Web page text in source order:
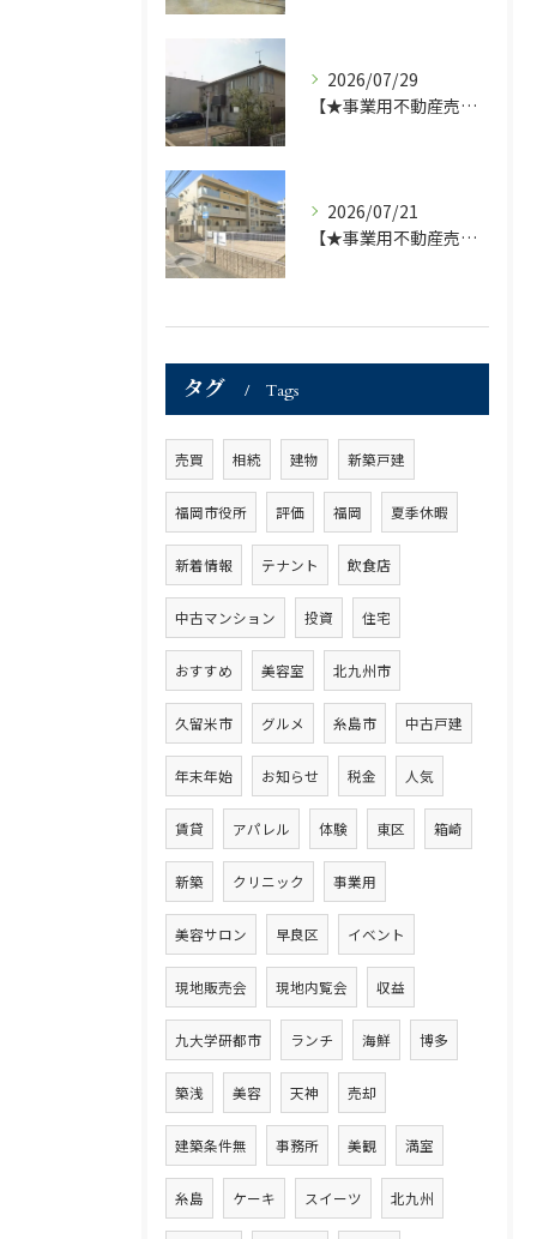
2026/07/29
【★事業用不動産売買仲介専門部署より★】福岡市の不動産｜株式会社ランドマーク ●収益物件 「D-roomアネシス」価格改定のお知らせ●
2026/07/21
【★事業用不動産売買仲介専門部署より★】福岡市の不動産｜株式会社ランドマーク ●収益物件「D-room笹丘」●
タグ Tags
売買 相続 建物 新築戸建
福岡市役所 評価 福岡 夏季休暇
新着情報 テナント 飲食店
中古マンション 投資 住宅
おすすめ 美容室 北九州市
久留米市 グルメ 糸島市 中古戸建
年末年始 お知らせ 税金 人気
賃貸 アパレル 体験 東区 箱崎
新築 クリニック 事業用
美容サロン 早良区 イベント
現地販売会 現地内覧会 収益
九大学研都市 ランチ 海鮮 博多
築浅 美容 天神 売却
建築条件無 事務所 美観 満室
糸島 ケーキ スイーツ 北九州